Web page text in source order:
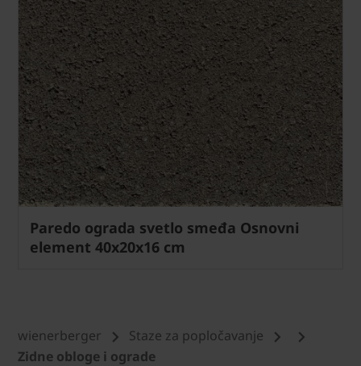
Paredo ograda svetlo smeđa Osnovni
element 40x20x16 cm
wienerberger
Staze za popločavanje
Zidne obloge i ograde